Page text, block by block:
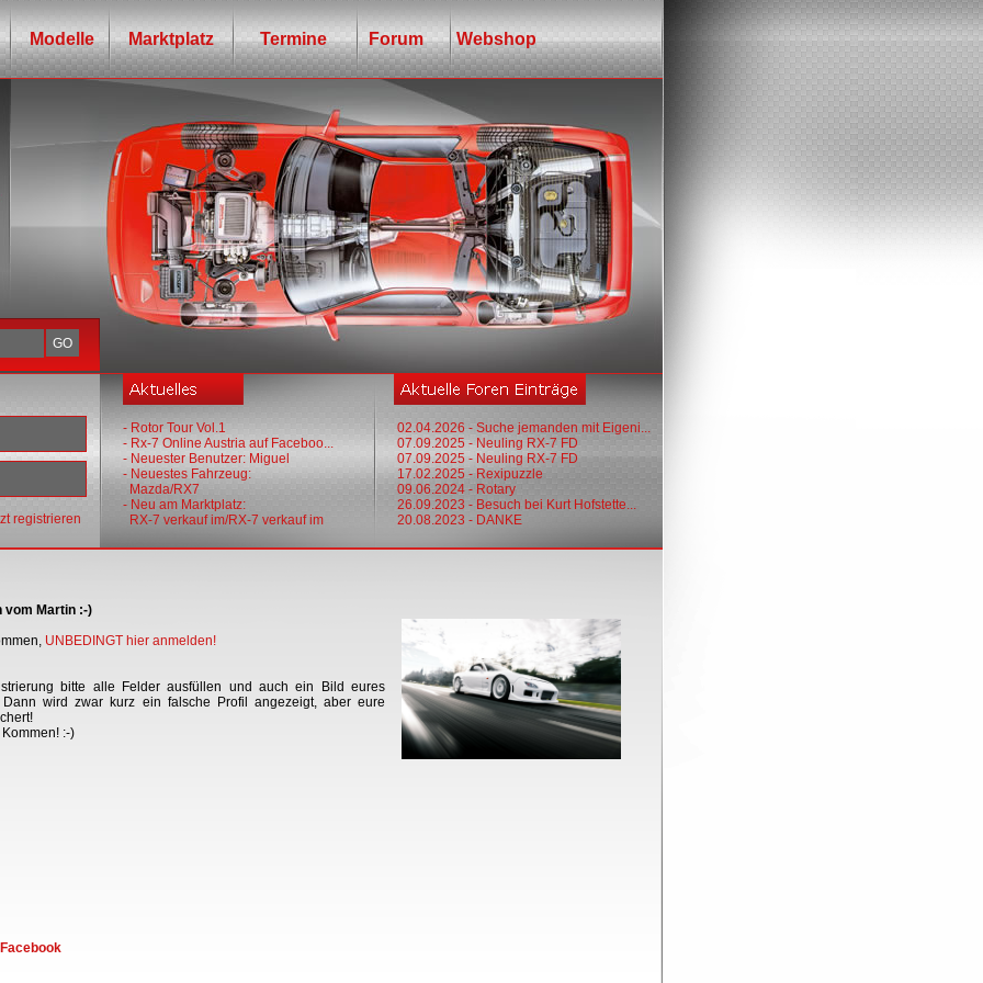
Modelle Marktplatz Termine Forum Webshop
registrieren
- Rotor Tour Vol.1
- Rx-7 Online Austria auf Faceboo...
- Neuester Benutzer: Miguel
- Neuestes Fahrzeug:
Mazda/RX7
- Neu am Marktplatz:
RX-7 verkauf im/RX-7 verkauf im
02.04.2026 - Suche jemanden mit Eigeni...
07.09.2025 - Neuling RX-7 FD
07.09.2025 - Neuling RX-7 FD
17.02.2025 - Rexipuzzle
09.06.2024 - Rotary
26.09.2023 - Besuch bei Kurt Hofstette...
20.08.2023 - DANKE
vom Martin :-)
UNBEDINGT hier anmelden!
bitte alle Felder ausfüllen und auch ein Bild eures
Dann wird zwar kurz ein falsche Profil angezeigt, aber eure
:-)